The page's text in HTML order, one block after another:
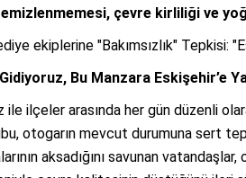
çevre kirliliği ve
ekiplerine "Bakımsızlık" Tepkisi:
Bu Manzara Eskişehir’e
ile ilçeler arasında her gün düzenli
otogarın mevcut durumuna sert
aksadığını savunan